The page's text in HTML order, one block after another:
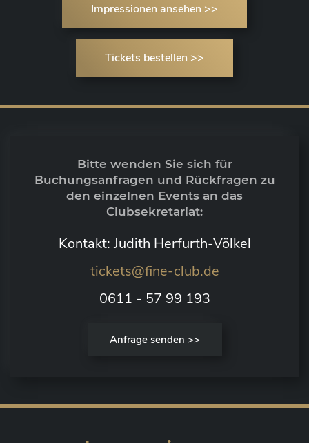
Impressionen ansehen >>
Tickets bestellen >>
Bitte wenden Sie sich für
Buchungsanfragen und Rückfragen zu
den einzelnen Events an das
Clubsekretariat:
Kontakt: Judith Herfurth-Völkel
tickets@fine-club.de
0611 - 57 99 193
Anfrage senden >>